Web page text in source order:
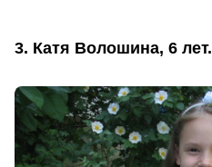
3. Катя Волошина, 6 лет.